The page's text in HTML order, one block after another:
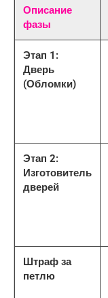
Описание
фазы
Этап 1:
Дверь
(Обломки)
Этап 2:
Изготовитель
дверей
Штраф за
петлю